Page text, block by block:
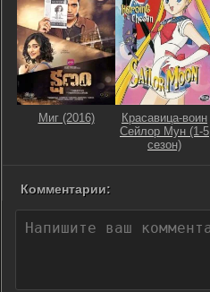
Миг (2016)
Красавица-воин
Сейлор Мун (1-5
сезон)
Комментарии: